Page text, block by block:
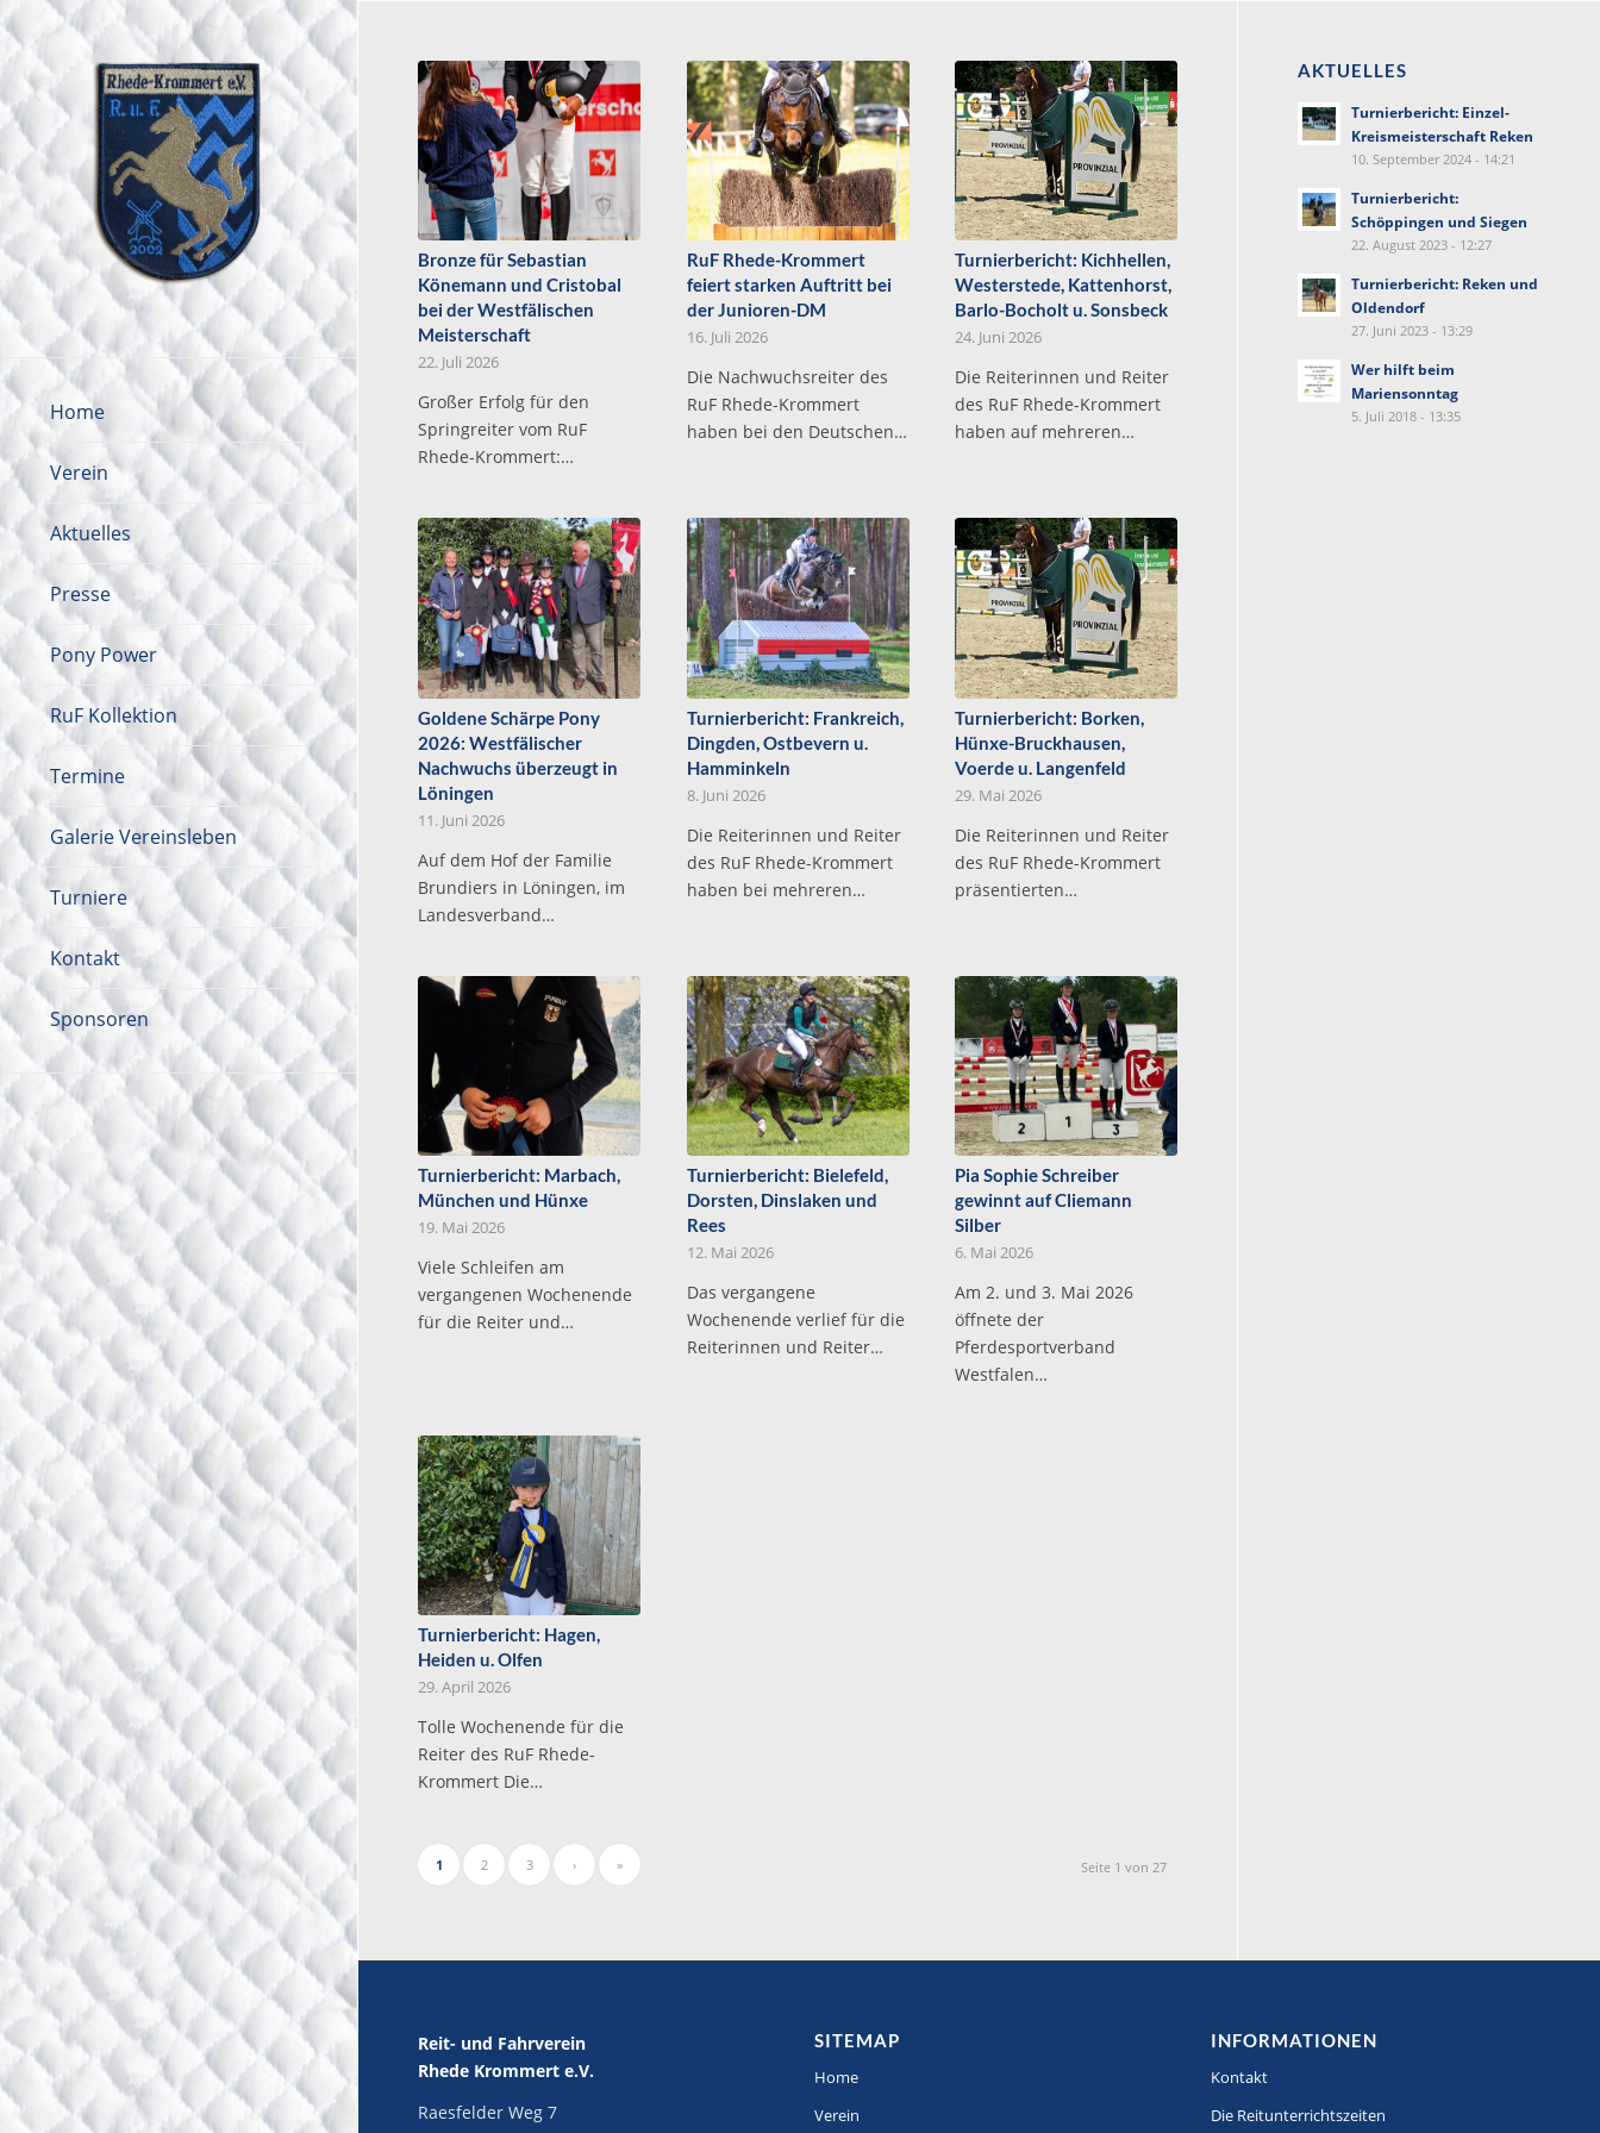
Home
Verein
Aktuelles
Presse
Pony Power
RuF Kollektion
Termine
Galerie Vereinsleben
Turniere
Kontakt
Sponsoren
Bronze für Sebastian
Könemann und Cristobal
bei der Westfälischen
Meisterschaft
22. Juli 2026
Großer Erfolg für den
Springreiter vom RuF
Rhede-Krommert:…
RuF Rhede-Krommert
feiert starken Auftritt bei
der Junioren-DM
16. Juli 2026
Die Nachwuchsreiter des
RuF Rhede-Krommert
haben bei den Deutschen…
Turnierbericht: Kichhellen,
Westerstede, Kattenhorst,
Barlo-Bocholt u. Sonsbeck
24. Juni 2026
Die Reiterinnen und Reiter
des RuF Rhede-Krommert
haben auf mehreren…
Goldene Schärpe Pony
2026: Westfälischer
Nachwuchs überzeugt in
Löningen
11. Juni 2026
Auf dem Hof der Familie
Brundiers in Löningen, im
Landesverband…
Turnierbericht: Frankreich,
Dingden, Ostbevern u.
Hamminkeln
8. Juni 2026
Die Reiterinnen und Reiter
des RuF Rhede-Krommert
haben bei mehreren…
Turnierbericht: Borken,
Hünxe-Bruckhausen,
Voerde u. Langenfeld
29. Mai 2026
Die Reiterinnen und Reiter
des RuF Rhede-Krommert
präsentierten…
Turnierbericht: Marbach,
München und Hünxe
19. Mai 2026
Viele Schleifen am
vergangenen Wochenende
für die Reiter und…
Turnierbericht: Bielefeld,
Dorsten, Dinslaken und
Rees
12. Mai 2026
Das vergangene
Wochenende verlief für die
Reiterinnen und Reiter…
Pia Sophie Schreiber
gewinnt auf Cliemann
Silber
6. Mai 2026
Am 2. und 3. Mai 2026
öffnete der
Pferdesportverband
Westfalen…
Turnierbericht: Hagen,
Heiden u. Olfen
29. April 2026
Tolle Wochenende für die
Reiter des RuF Rhede-
Krommert Die…
Seite 1 von 27
1 2 3 › »
AKTUELLES
Turnierbericht: Einzel-
Kreismeisterschaft Reken
10. September 2024 - 14:21
Turnierbericht:
Schöppingen und Siegen
22. August 2023 - 12:27
Turnierbericht: Reken und
Oldendorf
27. Juni 2023 - 13:29
Wer hilft beim
Mariensonntag
5. Juli 2018 - 13:35
Reit- und Fahrverein
Rhede Krommert e.V.
Raesfelder Weg 7
SITEMAP
Home
Verein
INFORMATIONEN
Kontakt
Die Reitunterrichtszeiten